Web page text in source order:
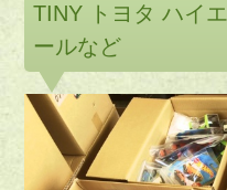
TINY トヨタ ハイ
ールなど